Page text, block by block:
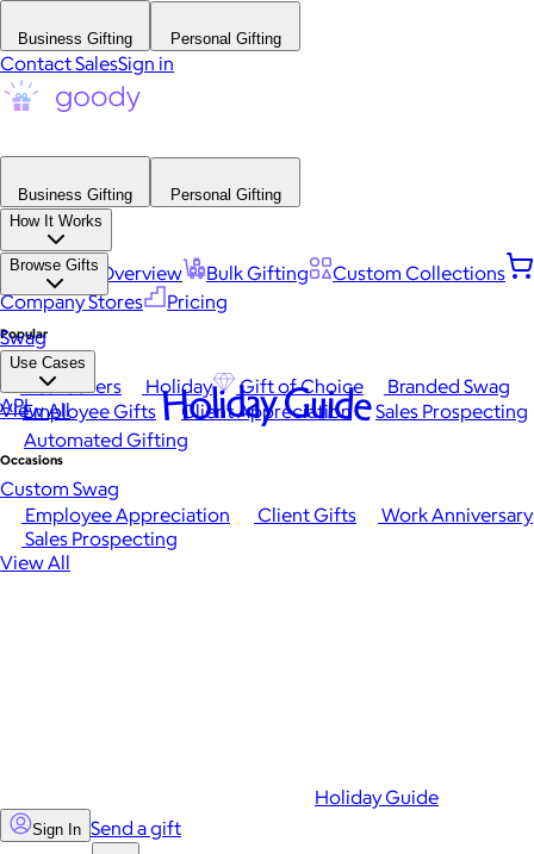
Business Gifting Personal Gifting
Contact SalesSign in
Business Gifting
Personal Gifting
How It Works
Platform Overview Bulk Gifting
Custom Collections
Company Stores
Pricing
Browse Gifts
Popular
Best Sellers Holiday Gift of Choice
Branded Swag
View All
Occasions
Employee Appreciation Client Gifts
Work Anniversary
Sales Prospecting
View All
Swag
Use Cases
Employee Gifts Client Appreciation
Sales Prospecting
Automated Gifting
Custom Swag
API Holiday Guide
Holiday Guide
Sign In Send a gift